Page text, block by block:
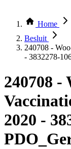
Thema
Bekijk per
Home
Besluit
240708 -
- 3832278-
240708 -
2020 -